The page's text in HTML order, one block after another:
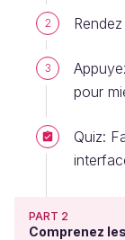
2
3
pour
Quiz:
PART 2
Comprenez